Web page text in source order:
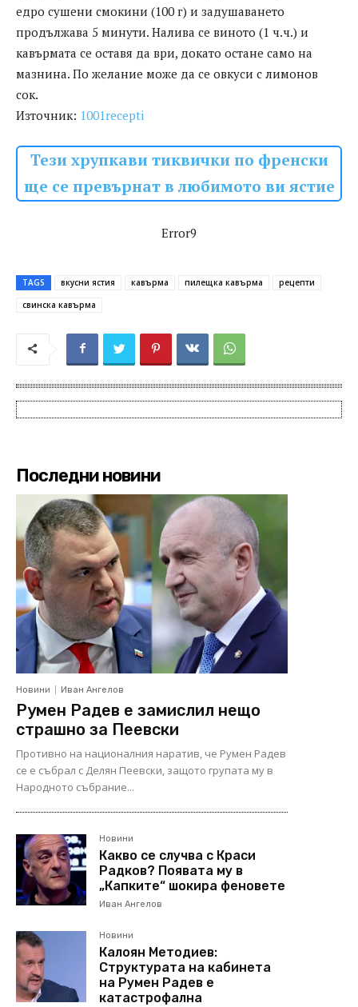
едро сушени смокини (100 г) и задушаването
продължава 5 минути. Налива се виното (1 ч.ч.) и
кавърмата се оставя да ври, докато остане само на
мазнина. По желание може да се овкуси с лимонов
сок.
Източник: 1001recepti
Тези хрупкави тиквички по френски
ще се превърнат в любимото ви ястие
Error9
TAGS вкусни ястия кавърма пилещка кавърма
рецепти
свинска кавърма
Последни новини
Новини Иван Ангелов
Румен Радев е замислил нещо
страшно за Пеевски
Противно на националния наратив, че Румен Радев
се е събрал с Делян Пеевски, защото групата му в
Народното събрание...
Новини
Какво се случва с Краси
Радков? Появата му в
„Капките“ шокира феновете
Иван Ангелов
Новини
Калоян Методиев:
Структурата на кабинета
на Румен Радев е
катастрофална